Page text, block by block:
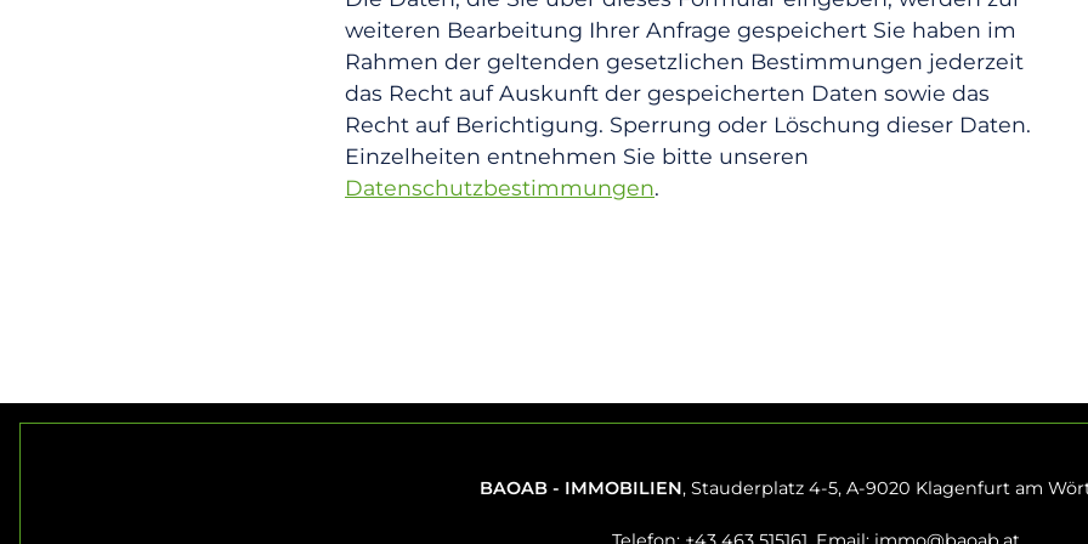
weiteren Bearbeitung Ihrer Anfrage gespeichert Sie haben im
Rahmen der geltenden gesetzlichen Bestimmungen jederzeit
das Recht auf Auskunft der gespeicherten Daten sowie das
Recht auf Berichtigung. Sperrung oder Löschung dieser Daten.
Einzelheiten entnehmen Sie bitte unseren
Datenschutzbestimmungen.
BAOAB - IMMOBILIEN, Stauderplatz 4-5, A-9020 Klagenfurt am